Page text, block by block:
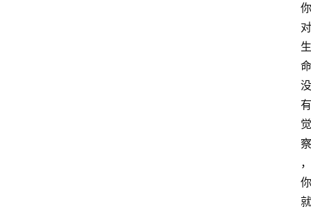
你
对
生
命
没
有
觉
察
，
你
就